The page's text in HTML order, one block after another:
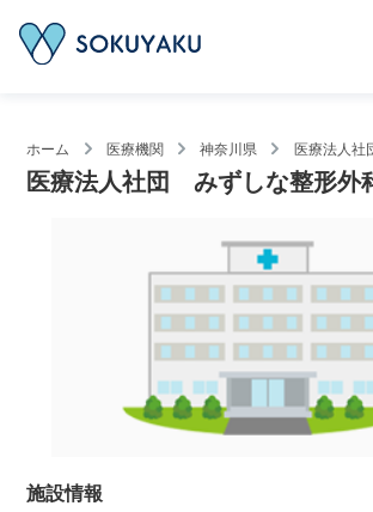
ホーム 医療機関 神奈川県 医療法人
医療法人社団 みずしな整形外
施設情報